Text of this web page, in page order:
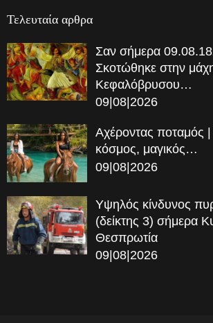
Τελευταία αρθρα
Σαν σήμερα
Σκοτώθηκε στην
Κεφαλόβρυσου…
09|08|2026
Αχέροντας ποταμός
κόσμος, μαγικός…
09|08|2026
Υψηλός κίνδυνος
(δείκτης 3) σήμερα
Θεσπρωτία
09|08|2026